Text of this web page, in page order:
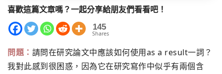
喜歡這篇文章嗎？一起分享給朋友們看看吧！
145
Shares
問題： 請問在研究論文中應該如何使用as a result一詞？
我對此感到很困惑，因為它在研究寫作中似乎有兩個含